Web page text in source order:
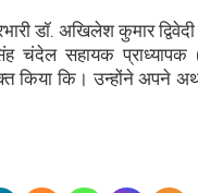
डॉ. अखिलेश कुमार
सिंह चंदेल सहायक
किया कि। उन्होंने अपने